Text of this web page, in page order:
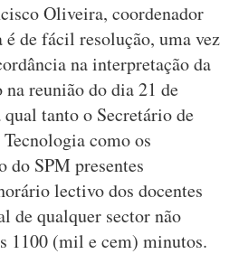
Oliveira, coordenador
de fácil resolução, uma vez
na interpretação da
reunião do dia 21 de
tanto o Secretário de
como os
do SPM presentes
lectivo dos docentes
de qualquer sector não
1100 (mil e cem) minutos.